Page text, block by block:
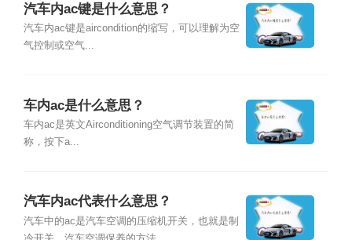
汽车内ac键是什么意思？
汽车内ac键是aircondition的缩写，可以理解为空
气控制或空气...
车内ac是什么意思？
车内ac是英文Airconditioning空气调节装置的简
称，按下a...
汽车内ac代表什么意思？
汽车中的ac是汽车空调的压缩机开关，也就是制